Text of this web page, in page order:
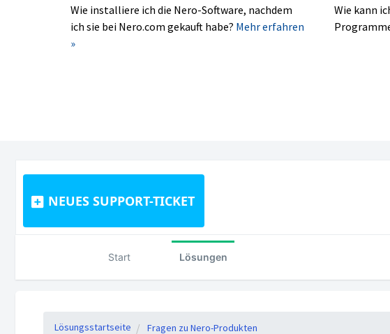
Wie installiere ich die Nero-Software, nachdem
ich sie bei Nero.com gekauft habe? Mehr erfahren
»
Wie kann
NEUES SUPPORT-TICKET
Start Lösungen
Lösungsstartseite Fragen zu Nero-Produkten